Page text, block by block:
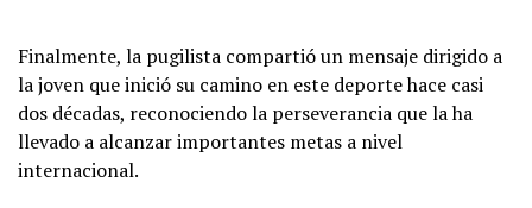
Finalmente, la pugilista compartió un mensaje dirigido a
la joven que inició su camino en este deporte hace casi
dos décadas, reconociendo la perseverancia que la ha
llevado a alcanzar importantes metas a nivel
internacional.